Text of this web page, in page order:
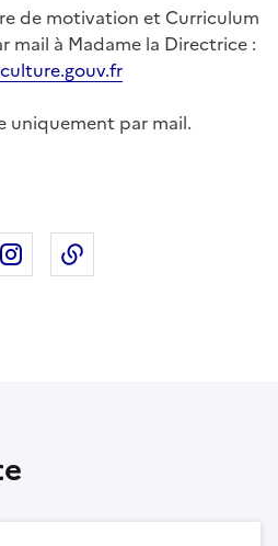
de motivation et Curriculum
mail à Madame la Directrice :
uniquement par mail.
X sur Linkedin
Partager sur Instagram